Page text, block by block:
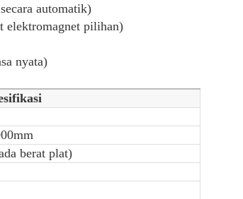
automatik)
elektromagnet pilihan)
nyata)
berat plat)